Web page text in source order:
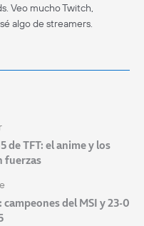
Veo mucho Twitch,
algo de streamers.
de TFT: el anime y los
fuerzas
del MSI y 23-0